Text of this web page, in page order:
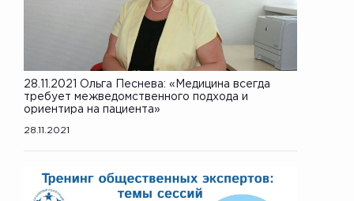
28.11.2021 Ольга Песнева: «Медицина всегда
требует межведомственного подхода и
ориентира на пациента»
28.11.2021